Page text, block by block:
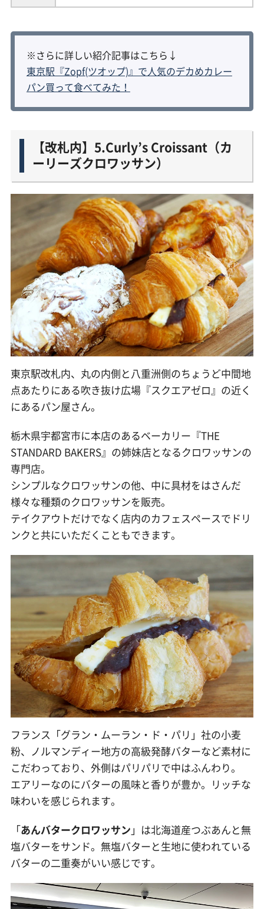
※さらに詳しい紹介記事はこちら↓
東京駅『Zopf(ツオップ)』で人気のデカめカレー
パン買って食べてみた！
【改札内】5.Curly’s Croissant（カ
ーリーズクロワッサン）
東京駅改札内、丸の内側と八重洲側のちょうど中間地
点あたりにある吹き抜け広場『スクエアゼロ』の近く
にあるパン屋さん。
栃木県宇都宮市に本店のあるベーカリー『THE
STANDARD BAKERS』の姉妹店となるクロワッサンの
専門店。
シンプルなクロワッサンの他、中に具材をはさんだ
様々な種類のクロワッサンを販売。
テイクアウトだけでなく店内のカフェスペースでドリ
ンクと共にいただくこともできます。
フランス「グラン・ムーラン・ド・パリ」社の小麦
粉、ノルマンディー地方の高級発酵バターなど素材に
こだわっており、外側はパリパリで中はふんわり。
エアリーなのにバターの風味と香りが豊か。リッチな
味わいを感じられます。
「あんバタークロワッサン 」は北海道産つぶあんと無
塩バターをサンド。無塩バターと生地に使われている
バターの二重奏がいい感じです。